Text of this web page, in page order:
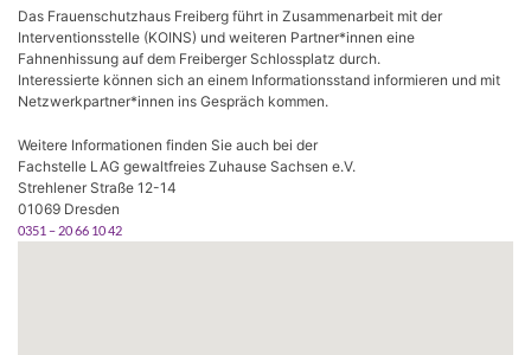
Das Frauenschutzhaus Freiberg führt in Zusammenarbeit mit der
Interventionsstelle (KOINS) und weiteren Partner*innen eine
Fahnenhissung auf dem Freiberger Schlossplatz durch.
Interessierte können sich an einem Informationsstand informieren und mit
Netzwerkpartner*innen ins Gespräch kommen.
Weitere Informationen finden Sie auch bei der
Fachstelle LAG gewaltfreies Zuhause Sachsen e.V.
Strehlener Straße 12-14
01069 Dresden
0351 – 20 66 10 42